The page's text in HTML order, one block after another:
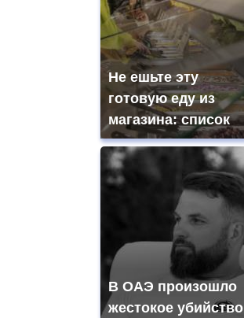
Не ешьте эту
готовую еду из
магазина: список
В ОАЭ произошло
жестокое убийство